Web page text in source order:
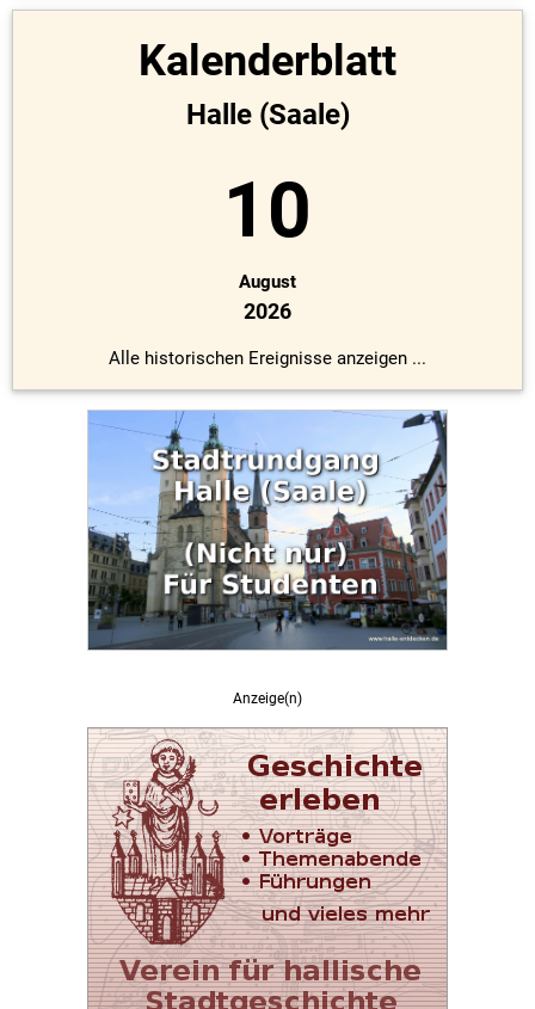
Kalenderblatt
Halle (Saale)
10
August
2026
Alle historischen Ereignisse anzeigen ...
Anzeige(n)